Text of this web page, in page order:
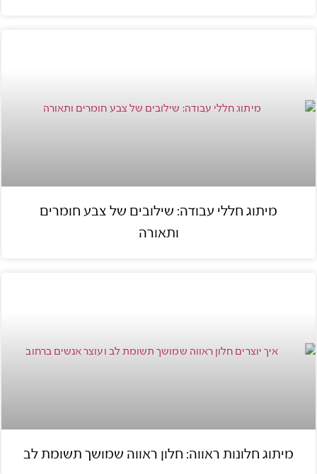
מיתוג חללי עבודה: שילובים של צבע חומרים
ותאורה
מיתוג חלונות ראווה: חלון ראווה שמושך תשומת לב